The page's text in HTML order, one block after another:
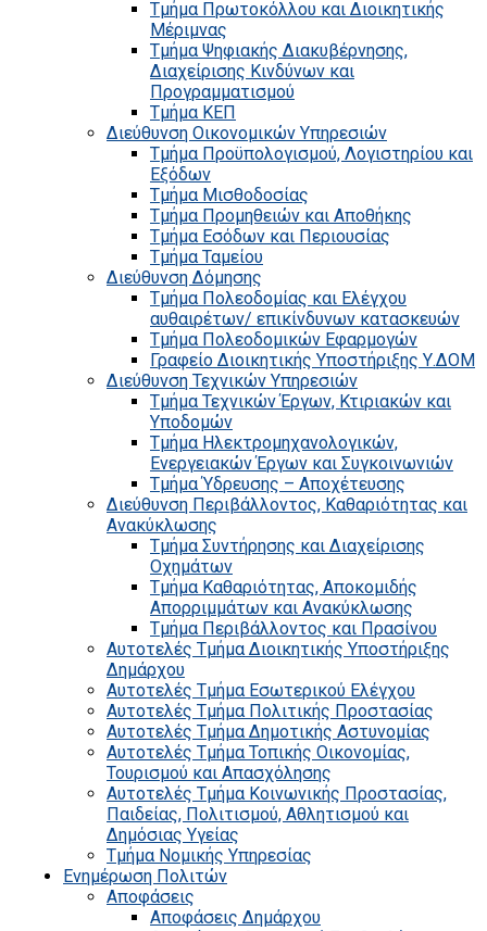
Τμήμα Πρωτοκόλλου και Διοικητικής
Μέριμνας
Τμήμα Ψηφιακής Διακυβέρνησης,
Διαχείρισης Κινδύνων και
Προγραμματισμού
Τμήμα ΚΕΠ
Διεύθυνση Οικονομικών Υπηρεσιών
Τμήμα Προϋπολογισμού, Λογιστηρίου και
Εξόδων
Τμήμα Μισθοδοσίας
Τμήμα Προμηθειών και Αποθήκης
Τμήμα Εσόδων και Περιουσίας
Τμήμα Ταμείου
Διεύθυνση Δόμησης
Τμήμα Πολεοδομίας και Ελέγχου
αυθαιρέτων/ επικίνδυνων κατασκευών
Τμήμα Πολεοδομικών Εφαρμογών
Γραφείο Διοικητικής Υποστήριξης Υ.ΔΟΜ
Διεύθυνση Τεχνικών Υπηρεσιών
Τμήμα Τεχνικών Έργων, Κτιριακών και
Υποδομών
Τμήμα Ηλεκτρομηχανολογικών,
Ενεργειακών Έργων και Συγκοινωνιών
Τμήμα Ύδρευσης – Αποχέτευσης
Διεύθυνση Περιβάλλοντος, Καθαριότητας και
Ανακύκλωσης
Τμήμα Συντήρησης και Διαχείρισης
Οχημάτων
Τμήμα Καθαριότητας, Αποκομιδής
Απορριμμάτων και Ανακύκλωσης
Τμήμα Περιβάλλοντος και Πρασίνου
Αυτοτελές Τμήμα Διοικητικής Υποστήριξης
Δημάρχου
Αυτοτελές Τμήμα Εσωτερικού Ελέγχου
Αυτοτελές Τμήμα Πολιτικής Προστασίας
Αυτοτελές Τμήμα Δημοτικής Αστυνομίας
Αυτοτελές Τμήμα Τοπικής Οικονομίας,
Τουρισμού και Απασχόλησης
Αυτοτελές Τμήμα Κοινωνικής Προστασίας,
Παιδείας, Πολιτισμού, Αθλητισμού και
Δημόσιας Υγείας
Τμήμα Νομικής Υπηρεσίας
Ενημέρωση Πολιτών
Αποφάσεις
Αποφάσεις Δημάρχου